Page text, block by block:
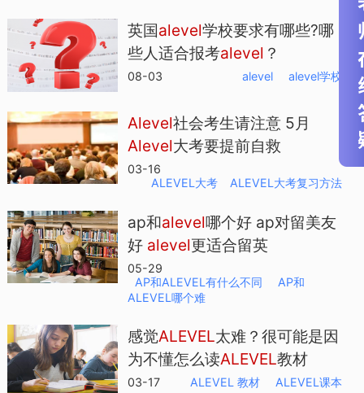
数学，高等数学，物理，化学，生物，经
济，历史，地理，心理学，商务，英语语
言，英语文学，法律等。
需要从中选择3~5门自由学习。中国学生
的常见选课组合包括数学，高等数学，物
理，化学和经济。采用等级制。
英国alevel学校要求有哪些?哪
些人适合报考alevel ？
08-03 alevel alevel学校
Alevel
社会考生请注意 5月
Alevel大考要提前自救
03-16
ALEVEL大考
​ALEVEL大考复习方法
ap和alevel哪个好 ap对留美友
好 alevel更适合留英
05-29
AP和ALEVEL有什么不同
AP和
ALEVEL哪个难
感觉ALEVEL太难？很可能是因
为不懂怎么读ALEVEL教材
03-17 ALEVEL 教材 ALEVEL课本